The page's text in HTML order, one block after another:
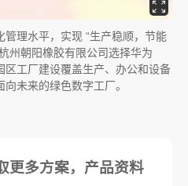
理水平，实现 “生产稳顺，节能
州朝阳橡胶有限公司选择华为
区工厂建设覆盖生产、办公和设备
未来的绿色数字工厂。
更多方案，产品资料